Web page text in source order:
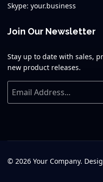
Skype: your.business
Join Our Newsletter
Stay up to date with sales,
new product releases.
© 2026 Your Company.